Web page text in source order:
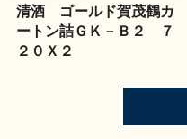
清酒 ゴールド賀茂鶴カ
ートン詰ＧＫ－Ｂ２ ７
２０Ｘ２